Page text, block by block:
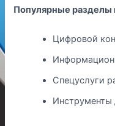
Популярные разделы
Цифровой
Спецуслуги
Инструменты